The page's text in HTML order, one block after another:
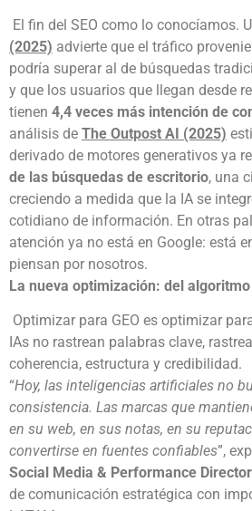
El fin del SEO como lo conocíamos.
(2025) advierte que el tráfico
podría superar al de búsquedas
y que los usuarios que llegan desde
tienen 4,4 veces más intención de
análisis de The Outpost AI (2025)
derivado de motores generativos ya
de las búsquedas de escritorio, una
creciendo a medida que la IA se
cotidiano de información. En otras
atención ya no está en Google: está
piensan por nosotros.
La nueva optimización: del
Optimizar para GEO es optimizar
IAs no rastrean palabras clave,
coherencia, estructura y credibilidad.
“Hoy, las inteligencias artificiales no
consistencia. Las marcas que
en su web, en sus notas, en su
convertirse en fuentes confiables”,
Social Media & Performance
de comunicación estratégica con